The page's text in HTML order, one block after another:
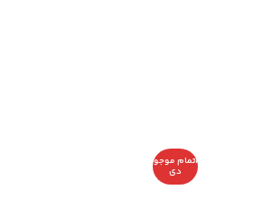
اتمام موجو
دی